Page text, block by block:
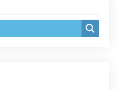
年度國民中小學法治教育
截止，實體＋線上同